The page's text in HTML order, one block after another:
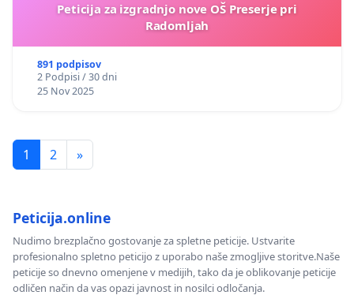
Peticija za izgradnjo nove OŠ Preserje pri
Radomljah
891 podpisov
2 Podpisi / 30 dni
25 Nov 2025
1 2 »
Peticija.online
Nudimo brezplačno gostovanje za spletne peticije. Ustvarite
profesionalno spletno peticijo z uporabo naše zmogljive storitve.Naše
peticije so dnevno omenjene v medijih, tako da je oblikovanje peticije
odličen način da vas opazi javnost in nosilci odločanja.